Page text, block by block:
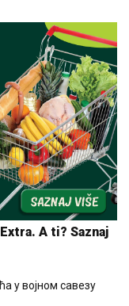
A ti? Saznaj